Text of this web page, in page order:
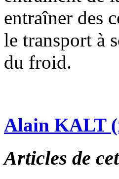
entraîner des
le transport à
du froid.
Alain KALT
Articles de